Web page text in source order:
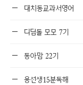
대치동교과서영어
디딤돌 모모 7기
동아맘 22기
용선생15분독해